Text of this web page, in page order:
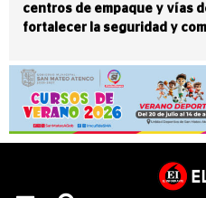
centros de empaque y vías
fortalecer la seguridad y